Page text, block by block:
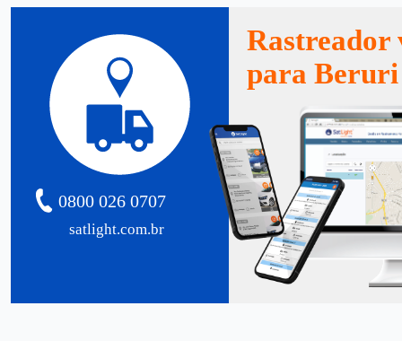
satlight.com.br
0800 026 0707
Rastreador
para Beruri